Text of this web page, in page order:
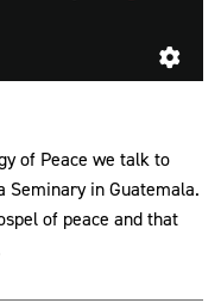
of Peace we talk to
Seminary in Guatemala.
of peace and that